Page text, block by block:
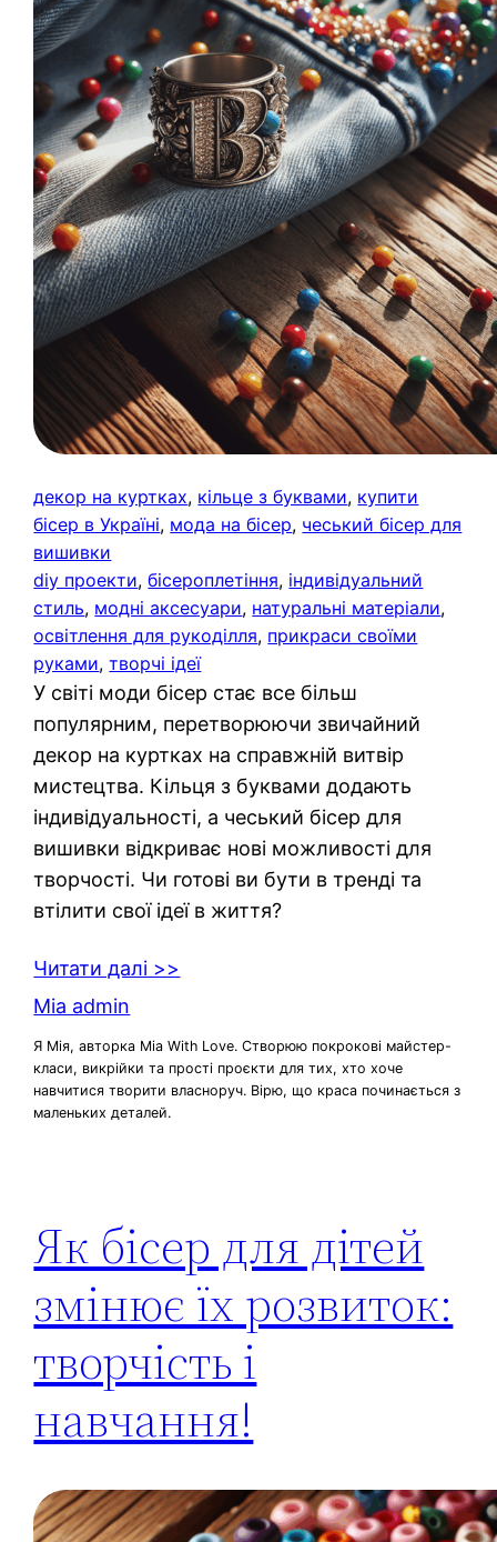
декор на куртках, кільце з буквами, купити
бісер в Україні, мода на бісер, чеський бісер для
вишивки
diy проекти, бісероплетіння, індивідуальний
стиль, модні аксесуари, натуральні матеріали
освітлення для рукоділля, прикраси своїми
руками, творчі ідеї
У світі моди бісер стає все більш
популярним, перетворюючи звичайний
декор на куртках на справжній витвір
мистецтва. Кільця з буквами додають
індивідуальності, а чеський бісер для
вишивки відкриває нові можливості для
творчості. Чи готові ви бути в тренді та
втілити свої ідеї в життя?
Читати далі >>
Mia admin
Я Мія, авторка Mia With Love. Створюю покрокові майстер-
класи, викрійки та прості проєкти для тих, хто хоче
навчитися творити власноруч. Вірю, що краса починається з
маленьких деталей.
Як бісер для дітей
змінює їх розвиток:
творчість і
навчання!